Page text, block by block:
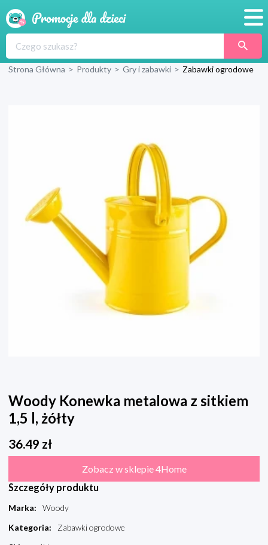
Produkty
Wyprawka
Strona Główna > Produkty > Gry i zabawki > Zabawki ogrodowe
Woody Konewka metalowa z sitkiem
1,5 l, żółty
36.49 zł
Zobacz w sklepie 4Home
Szczegóły produktu
Marka:
Woody
Kategoria:
Zabawki ogrodowe